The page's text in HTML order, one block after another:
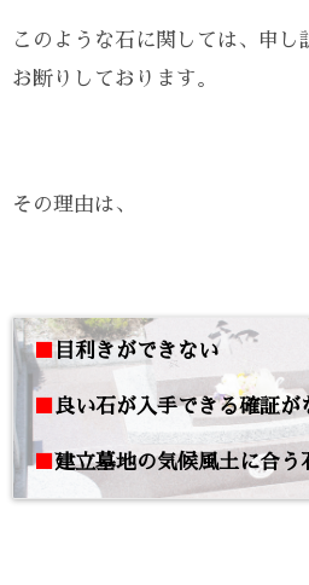
このような石に関しては、申し
お断りしております。
その理由は、
■目利きができない
良い石が入手できる確証が
■ 建立墓地の気候風土に合